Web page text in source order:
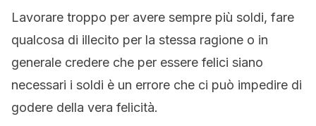
Lavorare troppo per avere sempre più soldi, fare
qualcosa di illecito per la stessa ragione o in
generale credere che per essere felici siano
necessari i soldi è un errore che ci può impedire di
godere della vera felicità.